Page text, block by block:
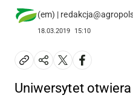
(em) |
18.03.2019 15:10
Uniwersytet